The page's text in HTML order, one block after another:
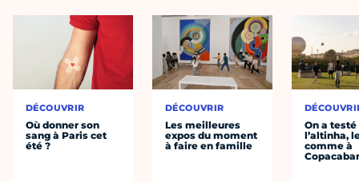
DÉCOUVRIR
Où donner son
sang à Paris cet
été ?
DÉCOUVRIR
Les meilleures
expos du moment
à faire en famille
On a testé
l’altinha,
comme à